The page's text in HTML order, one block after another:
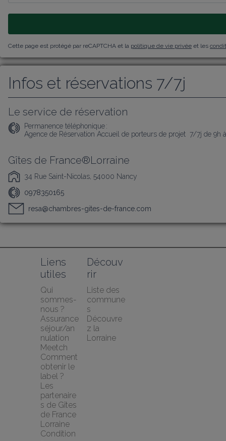
Cette page est protégé par reCAPTCHA et la politique de vie privée et les
Infos et réservations 7/7j
Le service de réservation
Permanence téléphonique :
Agence de Réservation Accueil de porteurs de projet  7/7j de 9h
Gîtes de France®Lorraine
34 Rue Saint-Nicolas, 54000 Nancy
0978350165
resa@chambres-gites-de-france.com
Liens
utiles
Qui
sommes-
nous ?
Assurance
séjour/an
nulation
Meetch
Comment
obtenir le
label ?
Les
partenaire
s de Gîtes
de France
Lorraine
Condition
Découv
rir
Liste des
commune
s
Découvre
z la
Lorraine